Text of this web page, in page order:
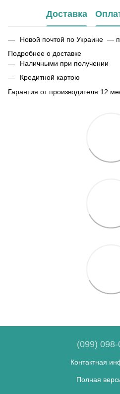
Доставка
Новой почтой по Украине —
Подробнее о доставке
Наличными при получении
Кредитной картою
Гарантия от производителя 12
(099)
Контактная
Полная